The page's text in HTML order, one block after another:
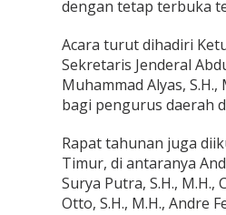
dengan tetap terbuka
Acara turut dihadiri
Sekretaris Jenderal
Muhammad Alyas,
bagi pengurus daerah
Rapat tahunan juga
Timur, di antaranya
Surya Putra, S.H., M.H.,
Otto, S.H., M.H., Andre